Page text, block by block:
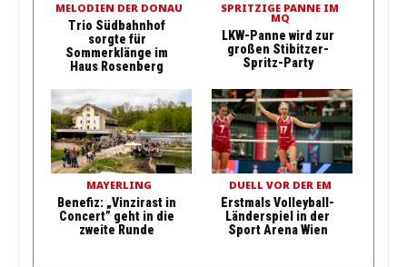
MELODIEN DER DONAU
Trio Südbahnhof
sorgte für
Sommerklänge im
Haus Rosenberg
SPRITZIGE PANNE IM
MQ
LKW-Panne wird zur
großen Stibitzer-
Spritz-Party
MAYERLING
Benefiz: „Vinzirast in
Concert” geht in die
zweite Runde
DUELL VOR DER EM
Erstmals Volleyball-
Länderspiel in der
Sport Arena Wien